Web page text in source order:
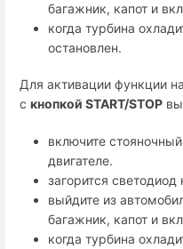
багажник, капот и
когда турбина
остановлен.
Для активации функции
с кнопкой START/STOP
включите
двигателе.
загорится светодиод
выйдите из
багажник, капот и
когда турбина